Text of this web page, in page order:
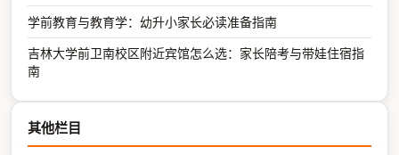
学前教育与教育学：幼升小家长必读准备指南
吉林大学前卫南校区附近宾馆怎么选：家长陪考与带娃住宿指
南
其他栏目